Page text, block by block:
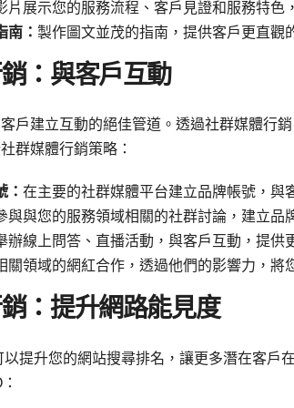
片展示您的服務流程、客戶見證和服務特色
南： 製作圖文並茂的指南，提供客戶更直觀
：與客戶互動
戶建立互動的絕佳管道。透過社群媒體行
群媒體行銷策略：
： 在主要的社群媒體平台建立品牌帳號，與
與與您的服務領域相關的社群討論，建立品
辦線上問答、直播活動，與客戶互動，提供
關領域的網紅合作，透過他們的影響力，將
：提升網路能見度
提升您的網站搜尋排名，讓更多潛在客戶